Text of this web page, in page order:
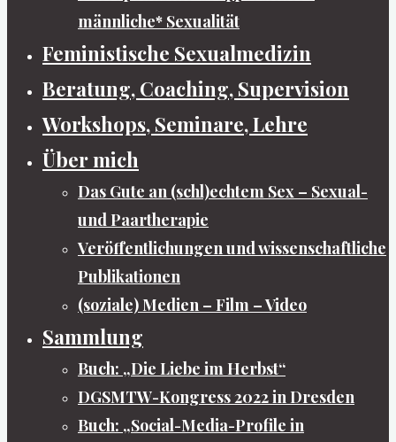
männliche* Sexualität
Feministische Sexualmedizin
Beratung, Coaching, Supervision
Workshops, Seminare, Lehre
Über mich
Das Gute an (schl)echtem Sex – Sexual-
und Paartherapie
Veröffentlichungen und wissenschaftliche
Publikationen
(soziale) Medien – Film – Video
Sammlung
Buch: „Die Liebe im Herbst“
DGSMTW-Kongress 2022 in Dresden
Buch: „Social-Media-Profile in